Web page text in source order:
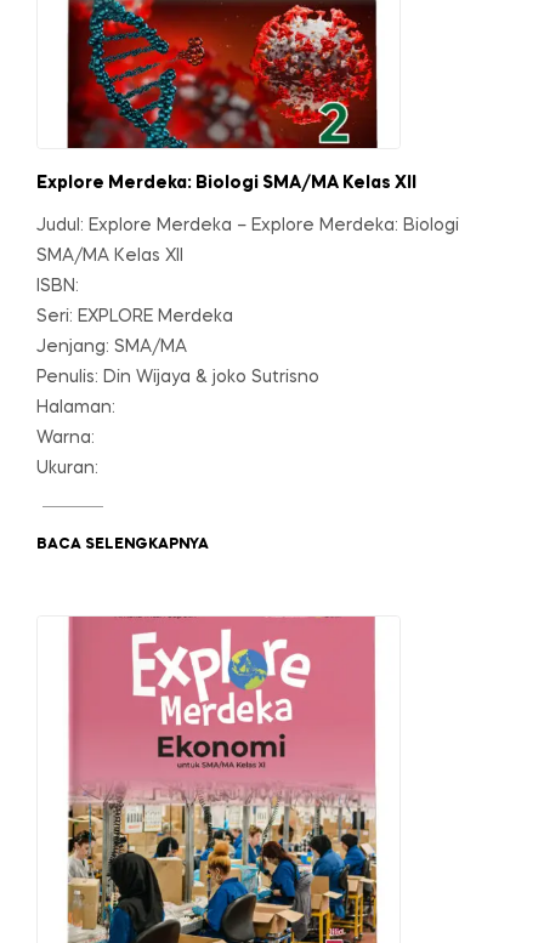
Explore Merdeka: Biologi SMA/MA Kelas XII
Judul: Explore Merdeka – Explore Merdeka: Biologi
SMA/MA Kelas XII
ISBN:
Seri: EXPLORE Merdeka
Jenjang: SMA/MA
Penulis: Din Wijaya & joko Sutrisno
Halaman:
Warna:
Ukuran:
BACA SELENGKAPNYA